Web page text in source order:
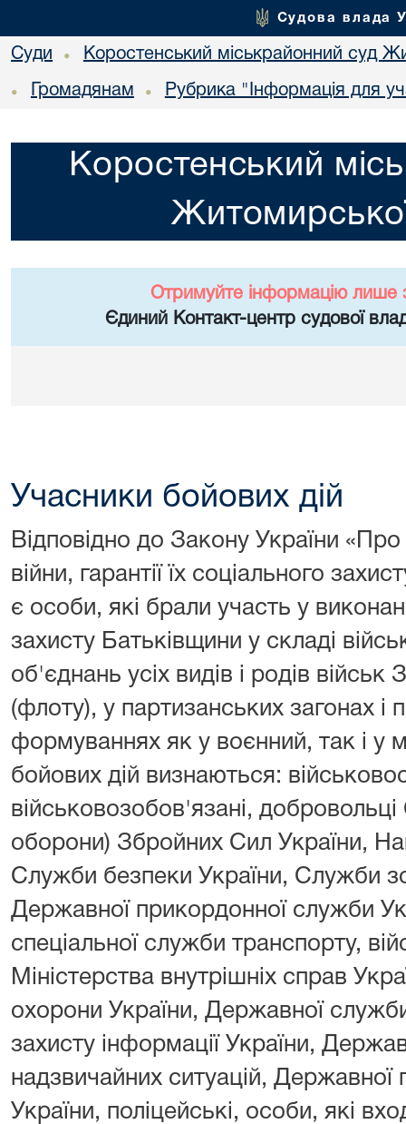
Судова влада
Суди • Коростенський міськрайонний суд
• Громадянам • Рубрика "Інформація для
Коростенський
Отримуйте інформацію лише
Єдиний Контакт-центр судової
Учасники бойових дій
Відповідно до Закону України
війни, гарантії їх соціального
є особи, які брали участь у
захисту Батьківщини у складі
об'єднань усіх видів і родів військ
(флоту), у партизанських загонах і
формуваннях як у воєнний, так і у
бойових дій визнаються:
військовозобов'язані, добровольці
оборони) Збройних Сил України,
Служби безпеки України, Служби
Державної прикордонної служби
спеціальної служби транспорту,
Міністерства внутрішніх справ
охорони України, Державної
захисту інформації України,
надзвичайних ситуацій, Державної
України, поліцейські, особи, які